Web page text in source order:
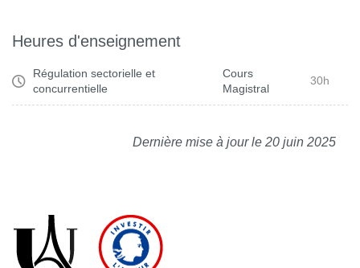
Heures d'enseignement
Régulation sectorielle et
concurrentielle
Cours
Magistral
30h
Dernière mise à jour le 20 juin 2025